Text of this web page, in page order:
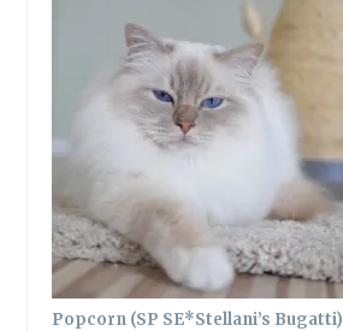
Popcorn (SP SE*Stellani’s Bugatti)